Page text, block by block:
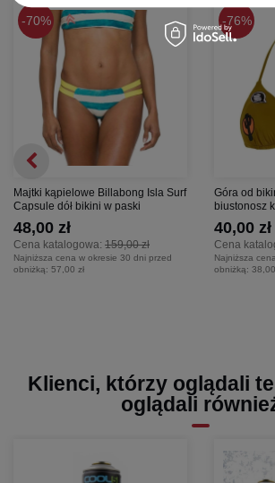
70%
Majtki kąpielowe Billabong Isla Surf
Capsule dół bikini w paski
Cena katalogowa: 159,00 zł
48,00 zł
Najniższa cena w okresie 30 dni przed
obniżką: 57,00 zł
76%
Góra od
biustonosz
Cena
40,00 zł
Najniższa
obniżką: 38,00
Klienci, którzy oglądali
oglądali